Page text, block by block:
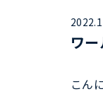
ワ
こん